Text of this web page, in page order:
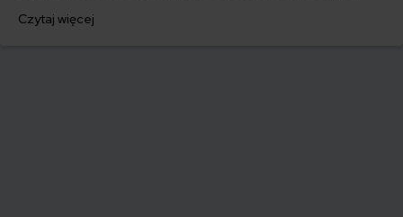
którym szybko załatwisz sprawy urzędowe i będziesz mógł prowadzić
Czytaj więcej